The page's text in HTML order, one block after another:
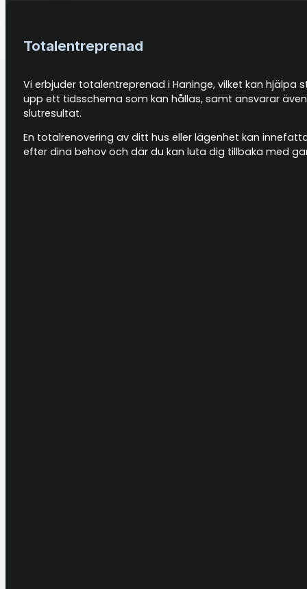
Totalentreprenad
Vi erbjuder totalentreprenad i Haninge, vilket kan
upp ett tidsschema som kan hållas, samt ansvarar
slutresultat.
En totalrenovering av ditt hus eller lägenhet kan
efter dina behov och där du kan luta dig tillbaka med